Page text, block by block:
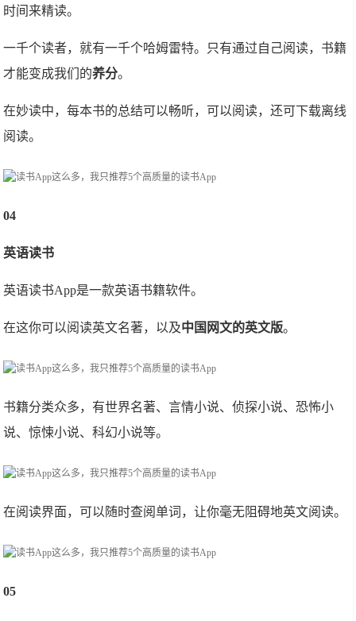
时间来精读。
一千个读者，就有一千个哈姆雷特。只有通过自己阅读，书籍
才能变成我们的养分。
在妙读中，每本书的总结可以畅听，可以阅读，还可下载离线
阅读。
04
英语读书
英语读书App是一款英语书籍软件。
在这你可以阅读英文名著，以及中国网文的英文版。
书籍分类众多，有世界名著、言情小说、侦探小说、恐怖小
说、惊悚小说、科幻小说等。
在阅读界面，可以随时查阅单词，让你毫无阻碍地英文阅读。
05